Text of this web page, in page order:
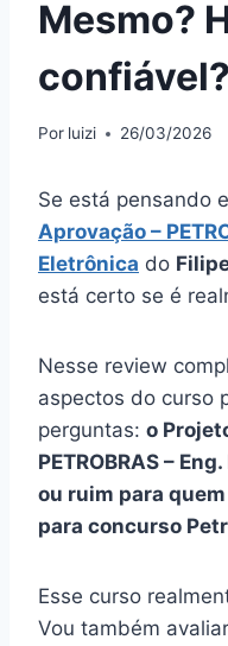
Mesmo?
confiável?
Por luizi 26/03/2026
Se está pensando
Aprovação –
Eletrônica do
está certo se é
Nesse review
aspectos do curso
perguntas: o
PETROBRAS –
ou ruim para
para concurso
Esse curso
Vou também